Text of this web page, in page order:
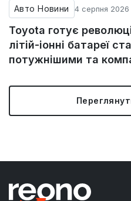
Авто Новини 4 серпня 2026
Toyota готує
літій-іонні батареї
потужнішими та